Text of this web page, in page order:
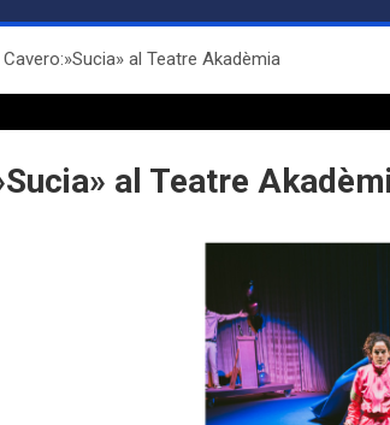
al Teatre Akadèmia
al Teatre